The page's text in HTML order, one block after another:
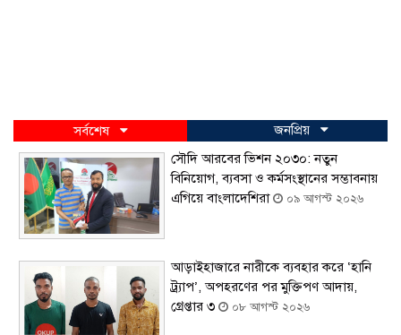
সর্বশেষ
জনপ্রিয়
সৌদি আরবের ভিশন ২০৩০: নতুন
বিনিয়োগ, ব্যবসা ও কর্মসংস্থানের সম্ভাবনায়
এগিয়ে বাংলাদেশিরা
০৯ আগস্ট ২০২৬
আড়াইহাজারে নারীকে ব্যবহার করে ‘হানি
ট্র্যাপ’, অপহরণের পর মুক্তিপণ আদায়,
গ্রেপ্তার ৩
০৮ আগস্ট ২০২৬